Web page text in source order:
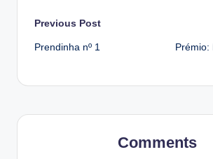
Post
navigation
Previous Post
Prendinha nº 1
Prémio:
Comments